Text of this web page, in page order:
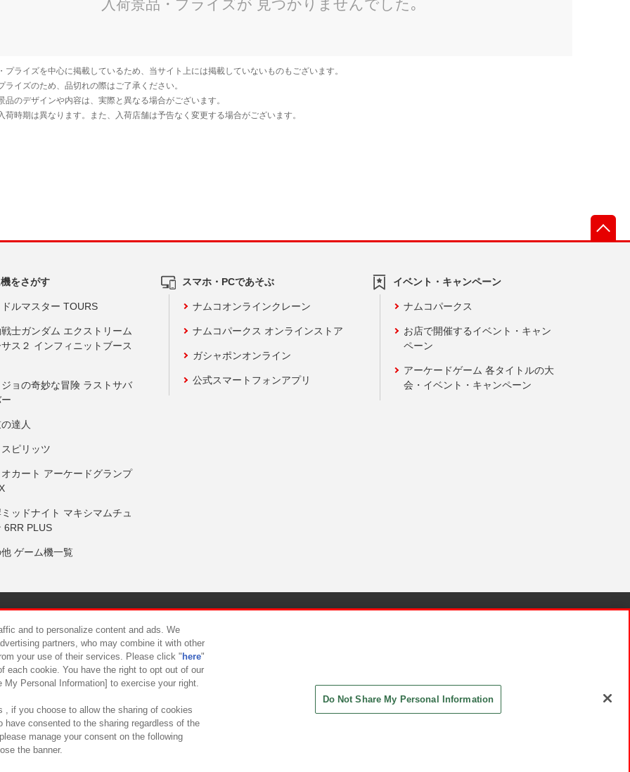
をさがす
ルマスター TOURS
士ガンダム エクストリーム
ス２ インフィニットブース
ョの奇妙な冒険 ラストサバ
達人
ピリッツ
カート アーケードグランプ
ッドナイト マキシマムチュ
6RR PLUS
ゲーム機一覧
スマホ・PCであそぶ
ナムコオンラインクレーン
ナムコパークス オンラインストア
ガシャポンオンライン
公式スマートフォンアプリ
イベント・キャンペーン
ナムコパークス
お店で開催するイベント・キャン
ペーン
アーケードゲーム 各タイトルの大
会・イベント・キャンペーン
について カスタマーハラスメント対応方針
and to personalize content and ads. We
partners, who may combine it with other
your use of their services. Please click " here"
each cookie. You have the right to opt out of our
Personal Information] to exercise your right.
, if you choose to allow the sharing of cookies
have consented to the sharing regardless of the
manage your consent on the following
the banner.
Do Not Share My Personal Information